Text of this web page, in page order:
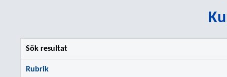
Sök resultat
Rubrik